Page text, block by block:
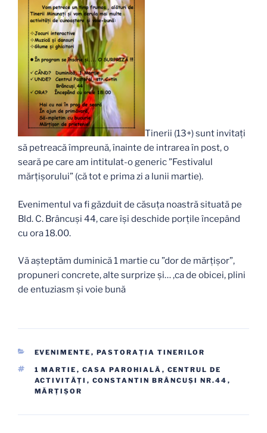
Tinerii (13+) sunt invitați
să petreacă împreună, înainte de intrarea în post, o
seară pe care am intitulat-o generic ”Festivalul
mărțișorului” (că tot e prima zi a lunii martie).
Evenimentul va fi găzduit de căsuța noastră situată pe
Bld. C. Brâncuși 44, care își deschide porțile începând
cu ora 18.00.
Vă așteptăm duminică 1 martie cu ”dor de mărțișor”,
propuneri concrete, alte surprize și… ,ca de obicei, plini
de entuziasm și voie bună
CATEGORII
EVENIMENTE , PASTORAŢIA TINERILOR
ETICHETE
1 MARTIE , CASA PAROHIALĂ , CENTRUL DE
ACTIVITĂȚI , CONSTANTIN BRÂNCUŞI NR.44 ,
MĂRŢIŞOR